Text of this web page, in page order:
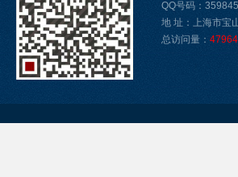
QQ号码：
地 址：上海市宝
总访问量：